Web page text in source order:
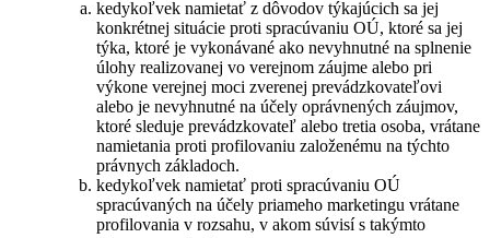
kedykoľvek namietať z dôvodov týkajúcich sa jej
konkrétnej situácie proti spracúvaniu OÚ, ktoré sa jej
týka, ktoré je vykonávané ako nevyhnutné na splnenie
úlohy realizovanej vo verejnom záujme alebo pri
výkone verejnej moci zverenej prevádzkovateľovi
alebo je nevyhnutné na účely oprávnených záujmov,
ktoré sleduje prevádzkovateľ alebo tretia osoba, vrátane
namietania proti profilovaniu založenému na týchto
právnych základoch.
kedykoľvek namietať proti spracúvaniu OÚ
spracúvaných na účely priameho marketingu vrátane
profilovania v rozsahu, v akom súvisí s takýmto